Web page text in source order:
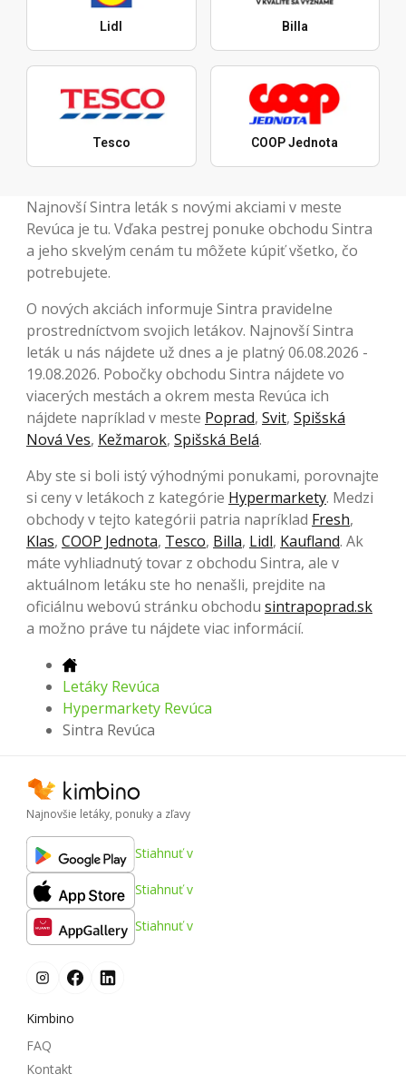
Lidl Billa
Tesco COOP Jednota
Najnovší Sintra leták s novými akciami v meste
Revúca je tu. Vďaka pestrej ponuke obchodu Sintra
a jeho skvelým cenám tu môžete kúpiť všetko, čo
potrebujete.
O nových akciách informuje Sintra pravidelne
prostredníctvom svojich letákov. Najnovší Sintra
leták u nás nájdete už dnes a je platný 06.08.2026 -
19.08.2026. Pobočky obchodu Sintra nájdete vo
viacerých mestách a okrem mesta Revúca ich
nájdete napríklad v meste Poprad, Svit, Spišská
Nová Ves, Kežmarok, Spišská Belá.
Aby ste si boli istý výhodnými ponukami, porovnajte
si ceny v letákoch z kategórie Hypermarkety. Medzi
obchody v tejto kategórii patria napríklad Fresh,
Klas, COOP Jednota, Tesco, Billa, Lidl, Kaufland. Ak
máte vyhliadnutý tovar z obchodu Sintra, ale v
aktuálnom letáku ste ho nenašli, prejdite na
oficiálnu webovú stránku obchodu sintrapoprad.sk
a možno práve tu nájdete viac informácií.
Letáky Revúca
Hypermarkety Revúca
Sintra Revúca
Najnovšie letáky, ponuky a zľavy
Stiahnuť v
Stiahnuť v
Stiahnuť v
Kimbino
FAQ
Kontakt